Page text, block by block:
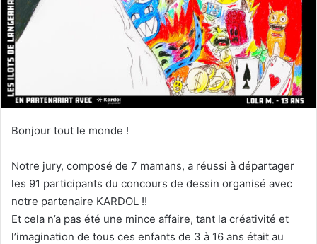
Bonjour tout le monde !
Notre jury, composé de 7 mamans, a réussi à départager
les 91 participants du concours de dessin organisé avec
notre partenaire KARDOL !!
Et cela n’a pas été une mince affaire, tant la créativité et
l’imagination de tous ces enfants de 3 à 16 ans était au